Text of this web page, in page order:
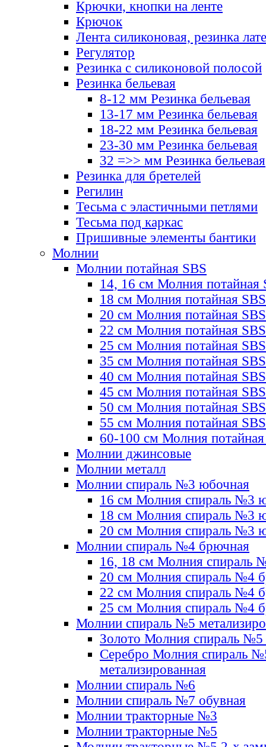
Крючки, кнопки на ленте
Крючок
Лента силиконовая, резинка
Регулятор
Резинка с силиконовой полосой
Резинка бельевая
8-12 мм Резинка бельевая
13-17 мм Резинка бельевая
18-22 мм Резинка бельевая
23-30 мм Резинка бельевая
32 =>> мм Резинка бельевая
Резинка для бретелей
Регилин
Тесьма с эластичными петлями
Тесьма под каркас
Пришивные элементы бантики
Молнии
Молнии потайная SBS
14, 16 см Молния потайная
18 см Молния потайная SBS
20 см Молния потайная SBS
22 см Молния потайная SBS
25 см Молния потайная SBS
35 см Молния потайная SBS
40 см Молния потайная SBS
45 см Молния потайная SBS
50 см Молния потайная SBS
55 см Молния потайная SBS
60-100 см Молния
Молнии джинсовые
Молнии металл
Молнии спираль №3 юбочная
16 см Молния спираль №3
18 см Молния спираль №3
20 см Молния спираль №3
Молнии спираль №4 брючная
16, 18 см Молния спираль
20 см Молния спираль №4
22 см Молния спираль №4
25 см Молния спираль №4
Молнии спираль №5
Золото Молния спираль №5
Серебро Молния спираль
метализированная
Молнии спираль №6
Молнии спираль №7 обувная
Молнии тракторные №3
Молнии тракторные №5